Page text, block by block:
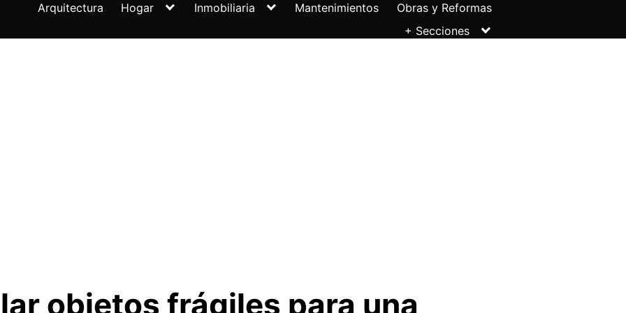
Arquitectura Hogar Inmobiliaria Mantenimientos
Obras y Reformas
+ Secciones
objetos frágiles para una